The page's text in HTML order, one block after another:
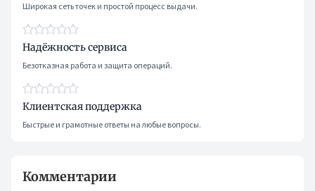
Широкая сеть точек и простой процесс выдачи.
Надёжность сервиса
Безотказная работа и защита операций.
Клиентская поддержка
Быстрые и грамотные ответы на любые вопросы.
Комментарии